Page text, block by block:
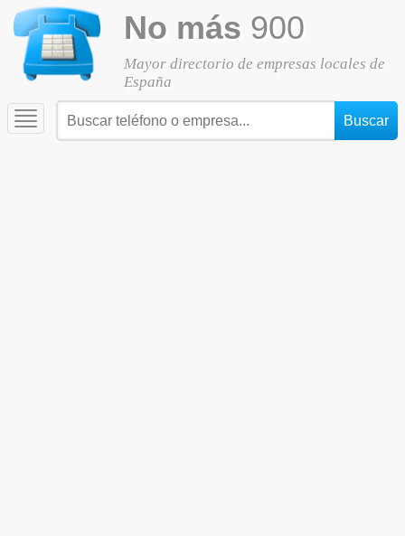
No más 900
Mayor directorio de empresas locales de
España
Toggle
navigation